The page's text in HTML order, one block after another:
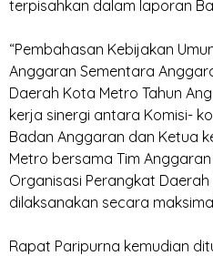
terpisahkan dalam laporan
‎“Pembahasan Kebijakan
Anggaran Sementara
Daerah Kota Metro Tahun
kerja sinergi antara Komisi-
Badan Anggaran dan Ketua
Metro bersama Tim
Organisasi Perangkat
dilaksanakan secara
‎Rapat Paripurna kemudian